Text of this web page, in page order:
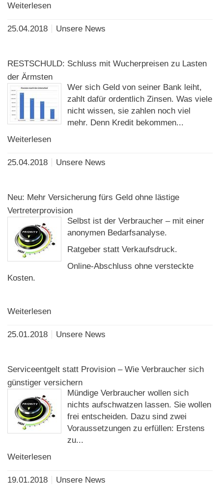
Weiterlesen
25.04.2018 Unsere News
RESTSCHULD: Schluss mit Wucherpreisen zu Lasten
der Ärmsten
Wer sich Geld von seiner Bank leiht,
zahlt dafür ordentlich Zinsen. Was viele
nicht wissen, sie zahlen noch viel
mehr. Denn Kredit bekommen...
Weiterlesen
25.04.2018 Unsere News
Neu: Mehr Versicherung fürs Geld ohne lästige
Vertreterprovision
Selbst ist der Verbraucher – mit einer
anonymen Bedarfsanalyse.
Ratgeber statt Verkaufsdruck.
Online-Abschluss ohne versteckte
Kosten.
Weiterlesen
25.01.2018 Unsere News
Serviceentgelt statt Provision – Wie Verbraucher sich
günstiger versichern
Mündige Verbraucher wollen sich
nichts aufschwatzen lassen. Sie wollen
frei entscheiden. Dazu sind zwei
Voraussetzungen zu erfüllen: Erstens
zu...
Weiterlesen
19.01.2018 Unsere News